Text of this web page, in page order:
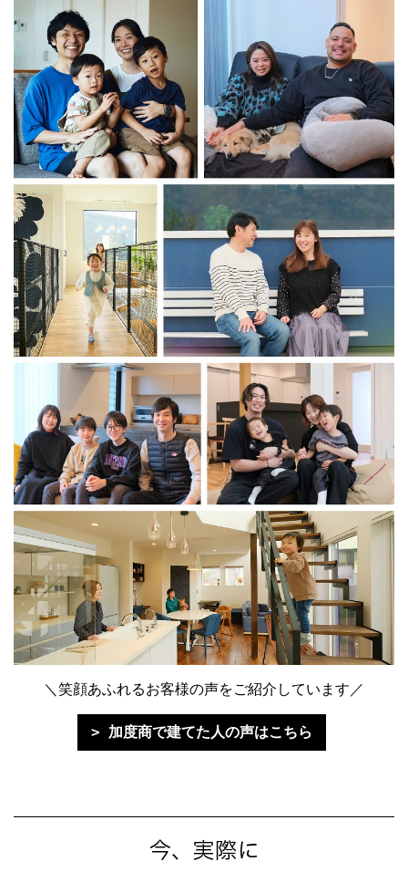
＼笑顔あふれるお客様の声をご紹介しています／
加度商で建てた人の声はこちら
今、実際に